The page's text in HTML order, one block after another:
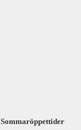
Sommaröppettider